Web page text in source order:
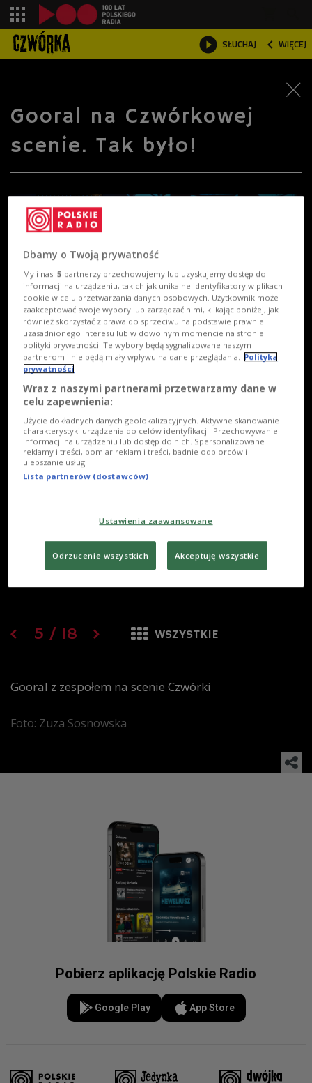
 SŁUCHAJ  WIĘCEJ

Gooral na Czwórkowej
scenie. Tak było!
5 / 18 WSZYSTKIE
Gooral z zespołem na scenie Czwórki
Foto: Zuza Sosnowska
Pobierz aplikację Polskie Radio
Google Play App Store
Dbamy o Twoją prywatność
My i nasi5 partnerzy przechowujemy lub uzyskujemy dostęp do
informacji na urządzeniu, takich jak unikalne identyfikatory w plikach
cookie w celu przetwarzania danych osobowych. Użytkownik może
zaakceptować swoje wybory lub zarządzać nimi, klikając poniżej, jak
również skorzystać z prawa do sprzeciwu na podstawie prawnie
uzasadnionego interesu lub w dowolnym momencie na stronie
polityki prywatności. Te wybory będą sygnalizowane naszym
partnerom i nie będą miały wpływu na dane przeglądania. Polityka
prywatności
Wraz z naszymi partnerami przetwarzamy dane w
celu zapewnienia:
Użycie dokładnych danych geolokalizacyjnych. Aktywne skanowanie
charakterystyki urządzenia do celów identyfikacji. Przechowywanie
informacji na urządzeniu lub dostęp do nich. Spersonalizowane
reklamy i treści, pomiar reklam i treści, badnie odbiorców i
ulepszanie usług.
Lista partnerów (dostawców)
Ustawienia zaawansowane
Odrzucenie wszystkich Akceptuję wszystkie